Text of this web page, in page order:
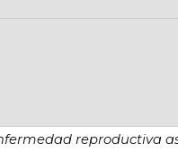
reproductiva